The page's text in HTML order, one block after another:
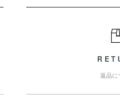
返品に